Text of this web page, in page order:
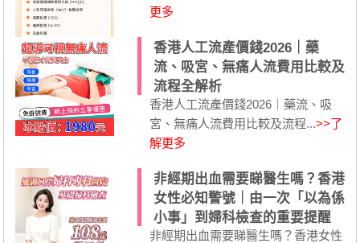
更多
香港人工流產價錢2026｜藥
流、吸宮、無痛人流費用比較及
流程全解析
香港人工流產價錢2026｜藥流、吸
宮、無痛人流費用比較及流程...>>了
解更多
非經期出血需要睇醫生嗎？香港
女性必知警號｜由一次「以為係
小事」到婦科檢查的重要提醒
非經期出血需要睇醫生嗎？香港女性